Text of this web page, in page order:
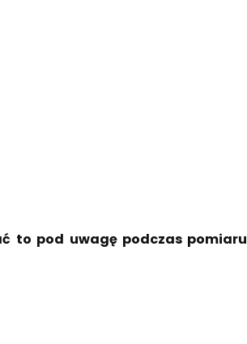
to pod uwagę podczas pomiaru